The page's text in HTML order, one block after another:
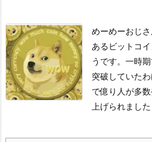
めーめーおじさ
あるビットコ
うです。一時
突破していた
で億り人が多
上げられまし